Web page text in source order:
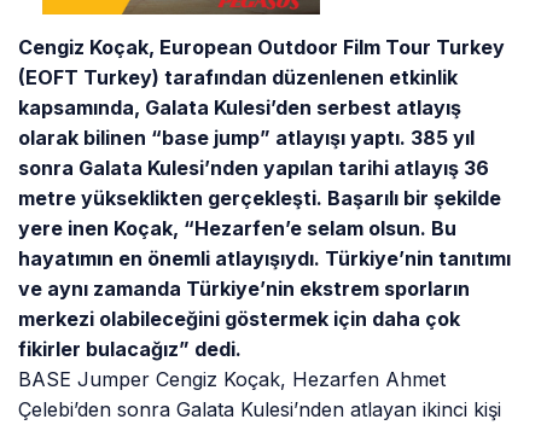
Cengiz Koçak, European Outdoor Film Tour Turkey
(EOFT Turkey) tarafından düzenlenen etkinlik
kapsamında, Galata Kulesi’den serbest atlayış
olarak bilinen “base jump” atlayışı yaptı. 385 yıl
sonra Galata Kulesi’nden yapılan tarihi atlayış 36
metre yükseklikten gerçekleşti. Başarılı bir şekilde
yere inen Koçak, “Hezarfen’e selam olsun. Bu
hayatımın en önemli atlayışıydı. Türkiye’nin tanıtımı
ve aynı zamanda Türkiye’nin ekstrem sporların
merkezi olabileceğini göstermek için daha çok
fikirler bulacağız” dedi.
BASE Jumper Cengiz Koçak, Hezarfen Ahmet
Çelebi’den sonra Galata Kulesi’nden atlayan ikinci kişi